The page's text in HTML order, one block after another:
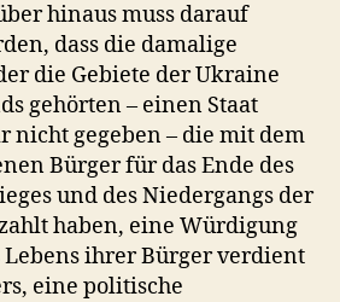
hinaus muss darauf
dass die damalige
die Gebiete der Ukraine
gehörten – einen Staat
nicht gegeben – die mit dem
Bürger für das Ende des
und des Niedergangs der
haben, eine Würdigung
Lebens ihrer Bürger verdient
eine politische